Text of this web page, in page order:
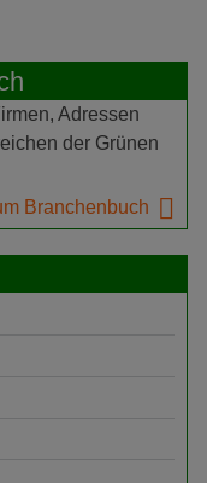
Adressen
der Grünen
Branchenbuch